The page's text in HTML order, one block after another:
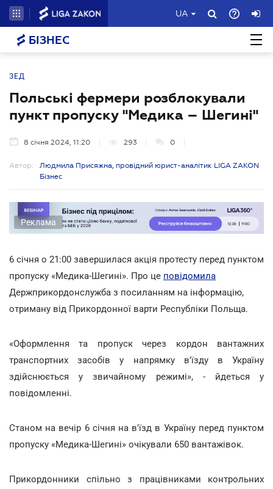
UA
БІЗНЕС
ЗЕД
Польські фермери розблокували
пункт пропуску "Медика – Шегині"
8 січня 2024, 11:20 293 0
Автор:
Людмила Присяжна, провідний юрист-аналітик LIGA ZAKON
Бізнес
Реклама
6 січня о 21:00 завершилася акція протесту перед пунктом
пропуску «Медика-Шегині». Про це повідомила
Держприкордонслужба з посиланням на інформацію,
отриману від Прикордонної варти Республіки Польща.
«Оформлення та пропуск через кордон вантажних
транспортних засобів у напрямку в'їзду в Україну
здійснюється у звичайному режимі», - йдеться у
повідомленні.
Станом на вечір 6 січня на в'їзд в Україну перед пунктом
пропуску «Медика-Шегині» очікували 650 вантажівок.
Прикордонники спільно з працівниками контрольних